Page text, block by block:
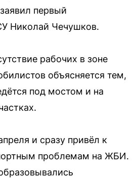
первый
Николай Чечушков.
рабочих в зоне
объясняется тем,
под мостом и на
и сразу привёл к
проблемам на ЖБИ.